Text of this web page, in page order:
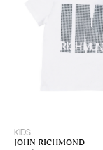
KIDS
JOHN RICHMOND